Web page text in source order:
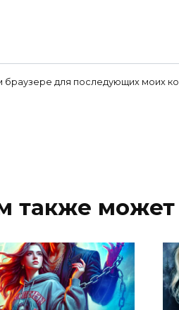
браузере для последующих моих
также может